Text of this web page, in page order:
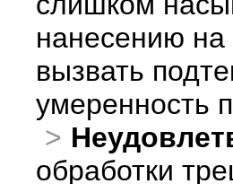
нанесению на
вызвать
умеренность
обработки